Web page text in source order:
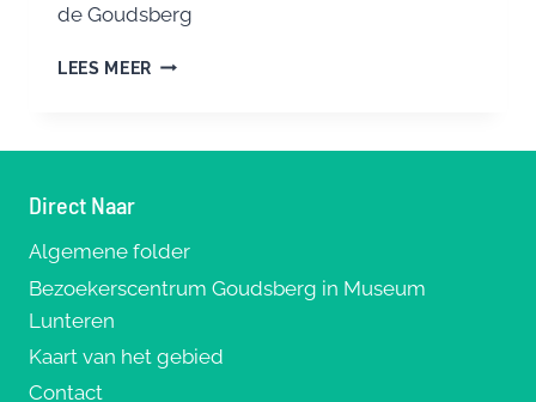
de Goudsberg
LEES MEER KUNSTFESTIVAL
Direct Naar
Algemene folder
Bezoekerscentrum Goudsberg in Museum
Lunteren
Kaart van het gebied
Contact